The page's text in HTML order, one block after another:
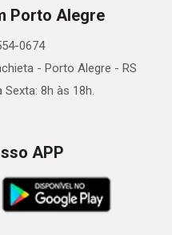
Porto Alegre
0674
- Porto Alegre - RS
Sexta: 8h às 18h.
APP